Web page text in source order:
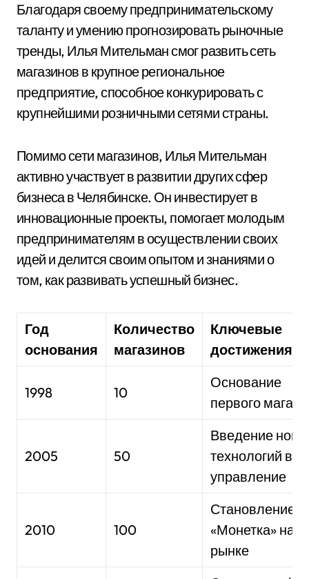
Благодаря своему предпринимательскому
таланту и умению прогнозировать рыночные
тренды, Илья Мительман смог развить сеть
магазинов в крупное региональное
предприятие, способное конкурировать с
крупнейшими розничными сетями страны.
Помимо сети магазинов, Илья Мительман
активно участвует в развитии других сфер
бизнеса в Челябинске. Он инвестирует в
инновационные проекты, помогает молодым
предпринимателям в осуществлении своих
идей и делится своим опытом и знаниями о
том, как развивать успешный бизнес.
Год
основания
Количество
магазинов
Ключевые
достижения
1998 10
Основание
первого
2005 50
Введение
технологий в
управление
2010 100
Становление
«Монетка» на
рынке